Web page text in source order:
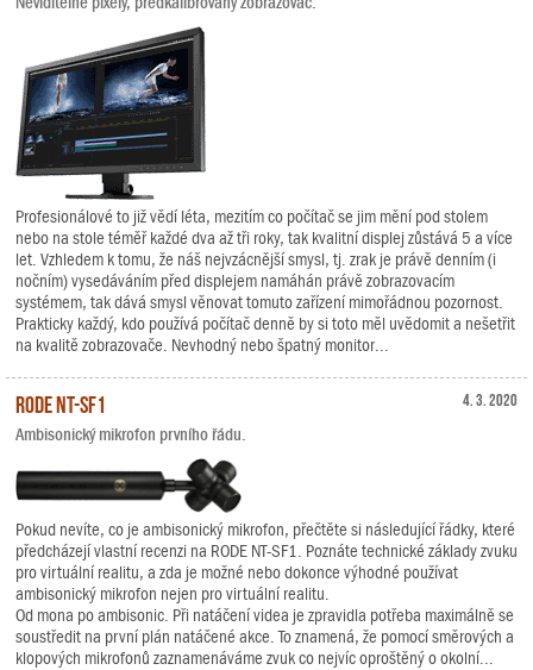
Profesionálové to již vědí léta, mezitím co počítač se jim mění pod stolem
nebo na stole téměř každé dva až tři roky, tak kvalitní displej zůstává 5 a více
let. Vzhledem k tomu, že náš nejvzácnější smysl, tj. zrak je právě denním (i
nočním) vysedáváním před displejem namáhán právě zobrazovacím
systémem, tak dává smysl věnovat tomuto zařízení mimořádnou pozornost.
Prakticky každý, kdo používá počítač denně by si toto měl uvědomit a nešetřit
na kvalitě zobrazovače. Nevhodný nebo špatný monitor...
4. 3. 2020
RODE NT-SF1
Ambisonický mikrofon prvního řádu.
Pokud nevíte, co je ambisonický mikrofon, přečtěte si následující řádky, které
předcházejí vlastní recenzi na RODE NT-SF1. Poznáte technické základy zvuku
pro virtuální realitu, a zda je možné nebo dokonce výhodné používat
ambisonický mikrofon nejen pro virtuální realitu.
Od mona po ambisonic. Při natáčení videa je zpravidla potřeba maximálně se
soustředit na první plán natáčené akce. To znamená, že pomocí směrových a
klopových mikrofonů zaznamenáváme zvuk co nejvíc oproštěný o okolní...